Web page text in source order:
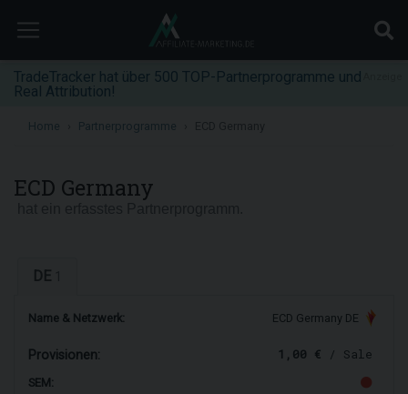
TradeTracker hat über 500 TOP-Partnerprogramme und
Real Attribution!
Home Partnerprogramme
ECD Germany
DE
Name & Netzwerk: ECD Germany DE
Provisionen: 1,00 € / Sale
SEM: